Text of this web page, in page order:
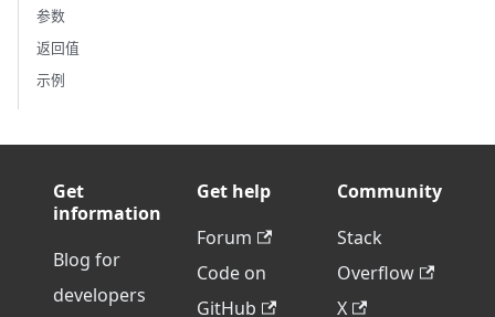
参数
返回值
示例
Get
information
Blog for
developers
Get help
Forum
Code on
GitHub
Community
Stack
Overflow
X